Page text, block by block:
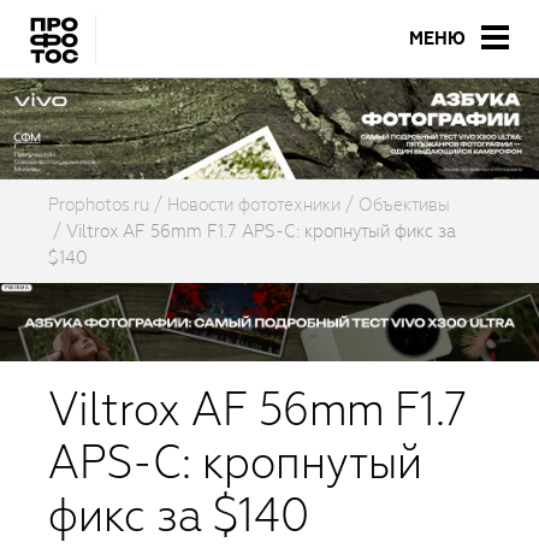
МЕНЮ
Prophotos.ru Новости фототехники
Объективы
Viltrox AF 56mm F1.7 APS-C: кропнутый фикс за
$140
Viltrox AF 56mm F1.7
APS-C: кропнутый
фикс за $140